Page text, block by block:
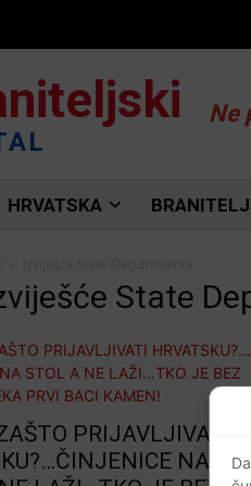
Ne
HRVATSKA
State
PRIJAVLJIVATI
NA